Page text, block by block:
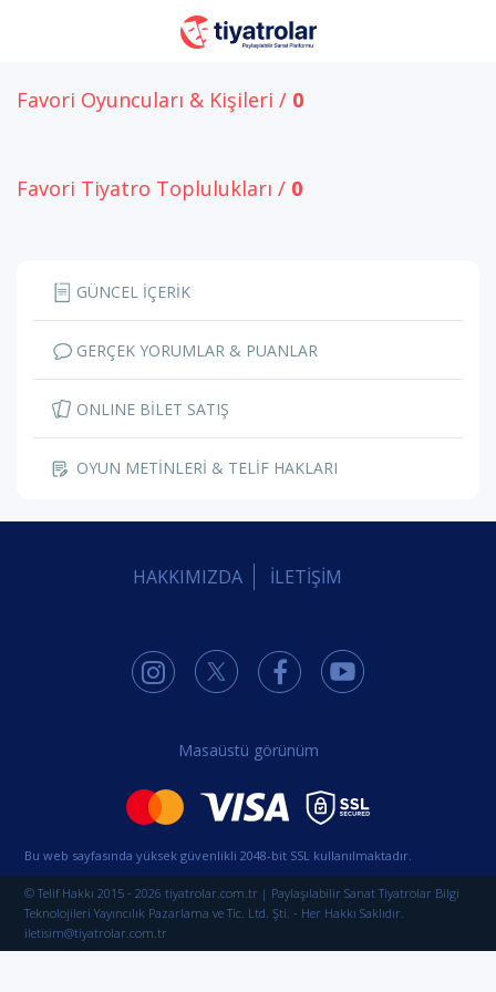
Favori Oyuncuları & Kişileri / 0
Favori Tiyatro Toplulukları / 0
GÜNCEL İÇERİK
GERÇEK YORUMLAR & PUANLAR
ONLINE BİLET SATIŞ
OYUN METİNLERİ & TELİF HAKLARI
HAKKIMIZDA İLETİŞİM
Masaüstü görünüm
Bu web sayfasında yüksek güvenlikli 2048-bit SSL kullanılmaktadır.
© Telif Hakkı 2015 - 2026 tiyatrolar.com.tr | Paylaşılabilir Sanat Tiyatrolar Bilgi
Teknolojileri Yayıncılık Pazarlama ve Tic. Ltd. Şti. - Her Hakkı Saklıdır.
iletisim@tiyatrolar.com.tr